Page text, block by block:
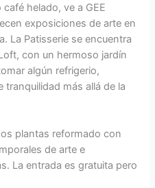
helado, ve a GEE
exposiciones de arte en
La Patisserie se encuentra
con un hermoso jardín
algún refrigerio,
más allá de la
plantas reformado con
de arte e
La entrada es gratuita pero